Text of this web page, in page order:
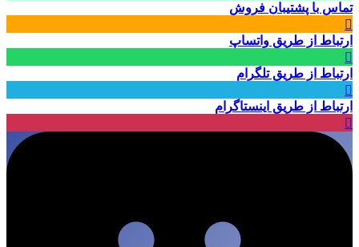
تماس با پشتیبان فروش
ارتباط از طریق واتساپ
ارتباط از طریق تلگرام
ارتباط از طریق اینستاگرام